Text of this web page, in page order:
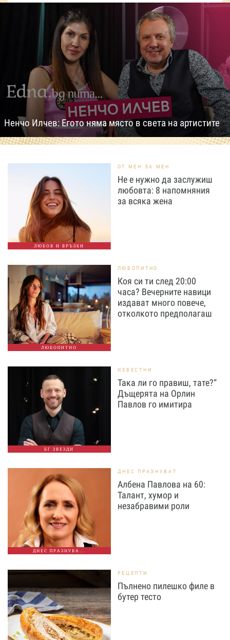
Ненчо Илчев: Егото няма място в света на артистите
ЛЮБОВ И ВРЪЗКИ
ОТ МЕН ЗА МЕН
Не е нужно да заслужиш
любовта: 8 напомняния
за всяка жена
ЛЮБОПИТНО
ЛЮБОПИТНО
Коя си ти след 20:00
часа? Вечерните навици
издават много повече,
отколкото предполагаш
БГ ЗВЕЗДИ
ИЗВЕСТНИ
Така ли го правиш, тате?“
Дъщерята на Орлин
Павлов го имитира
ДНЕС ПРАЗНУВА...
ДНЕС ПРАЗНУВАТ
Албена Павлова на 60:
Талант, хумор и
незабравими роли
РЕЦЕПТИ
Пълнено пилешко филе в
бутер тесто